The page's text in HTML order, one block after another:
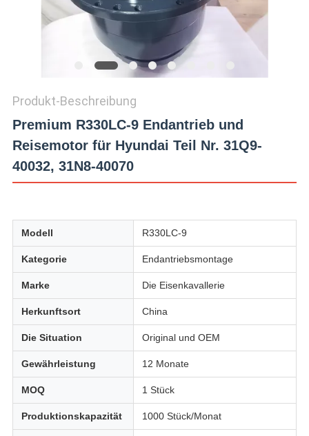
Produkt-Beschreibung
Premium R330LC-9 Endantrieb und
Reisemotor für Hyundai Teil Nr. 31Q9-
40032, 31N8-40070
Modell R330LC-9
Kategorie Endantriebsmontage
Marke Die Eisenkavallerie
Herkunftsort China
Die Situation Original und OEM
Gewährleistung 12 Monate
MOQ 1 Stück
Produktionskapazität 1000 Stück/Monat